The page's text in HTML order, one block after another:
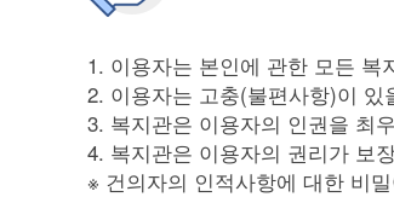
1. 이용자는 본인에 관한 모든
2. 이용자는 고충(불편사항)이
3. 복지관은 이용자의 인권을 최
4. 복지관은 이용자의 권리가 보
※ 건의자의 인적사항에 대한 비